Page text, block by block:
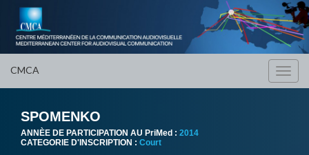
CMCA
SPOMENKO
ANNÈE DE PARTICIPATION AU PriMed : 2014
CATEGORIE D'INSCRIPTION : Court